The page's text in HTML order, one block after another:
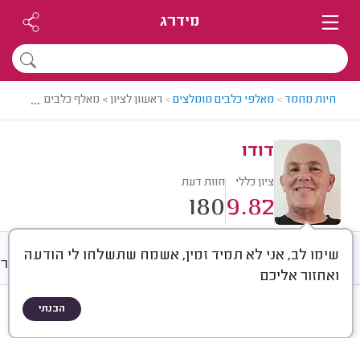
מידרג
חיות מחמד > מאלפי כלבים מומלצים> ראשון לציון > מאלף כלבים מומלץ -
...
דודו
ציון כללי
9.82
חוות דעת
180
שימו לב, אני לא תמיד זמין, אשמח שתשלחו לי הודעה
ואחזור אליכם
הבנתי
חוות דעת מחירים ממוצע